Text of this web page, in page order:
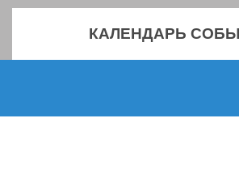
КАЛЕНДАРЬ